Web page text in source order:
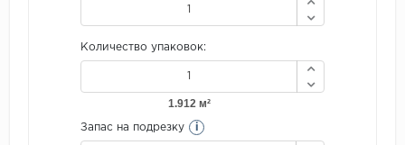
Количество упаковок:
Запас на подрезку i